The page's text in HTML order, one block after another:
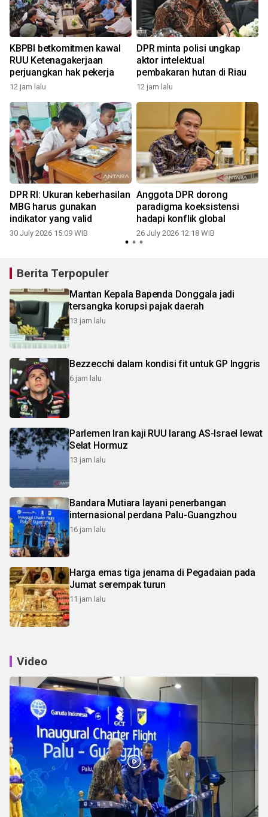
KBPBI betkomitmen kawal
RUU Ketenagakerjaan
perjuangkan hak pekerja
12 jam lalu
DPR minta polisi ungkap
aktor intelektual
pembakaran hutan di Riau
12 jam lalu
DPR RI: Ukuran keberhasilan
MBG harus gunakan
indikator yang valid
30 July 2026 15:09 WIB
Anggota DPR dorong
paradigma koeksistensi
hadapi konflik global
26 July 2026 12:18 WIB
Berita Terpopuler
Mantan Kepala Bapenda Donggala jadi
tersangka korupsi pajak daerah
13 jam lalu
Bezzecchi dalam kondisi fit untuk GP Inggris
6 jam lalu
Parlemen Iran kaji RUU larang AS-Israel lewat
Selat Hormuz
13 jam lalu
Bandara Mutiara layani penerbangan
internasional perdana Palu-Guangzhou
16 jam lalu
Harga emas tiga jenama di Pegadaian pada
Jumat serempak turun
11 jam lalu
Video